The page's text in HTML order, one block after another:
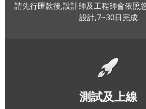
請先行匯款後,設計師及工程師會依照
設計,7~30日完成
測試及上線